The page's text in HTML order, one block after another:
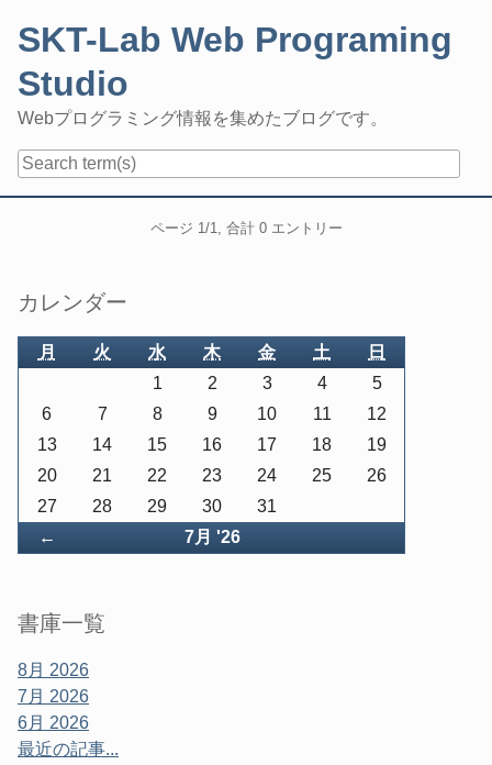
SKT-Lab Web Programing
Studio
Webプログラミング情報を集めたブログです。
ページ 1/1, 合計 0 エントリー
Sidebar
カレンダー
月 火 水 木 金 土 日
← 7月 '26
1 2 3 4
5
6
7 8 9 10 11
12
13
14 15 16 17 18
19
20
21 22 23 24 25
26
27
28 29 30 31
書庫一覧
8月 2026
7月 2026
6月 2026
最近の記事...